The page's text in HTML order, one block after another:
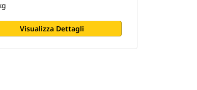
Visualizza Dettagli